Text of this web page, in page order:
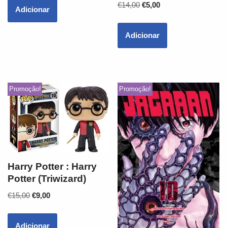
Adicionar
€14,00 €5,00
Adicionar
Promoção!
Harry Potter : Harry
Potter (Triwizard)
€15,00 €9,00
Adicionar
Promoção!